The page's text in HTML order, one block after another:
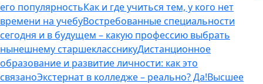
его популярностьКак и где учиться тем, у кого нет
времени на учебуВостребованные специальности
сегодня и в будущем – какую профессию выбрать
нынешнему старшеклассникуДистанционное
образование и развитие личности: как это
связаноЭкстернат в колледже – реально? Да!Высшее